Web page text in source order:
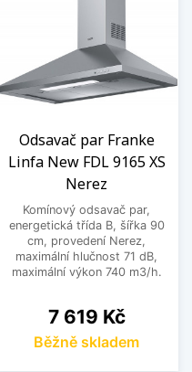
Odsavač par Franke
Linfa New FDL 9165 XS
Nerez
Komínový odsavač par,
energetická třída B, šířka 90
cm, provedení Nerez,
maximální hlučnost 71 dB,
maximální výkon 740 m3/h.
Cena
7 619 Kč
Běžně skladem